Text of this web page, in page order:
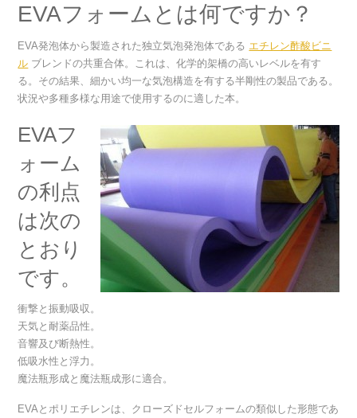
EVAフォームとは何ですか？
EVA発泡体から製造された独立気泡発泡体である エチレン酢酸ビニ
ル ブレンドの共重合体。これは、化学的架橋の高いレベルを有す
る。その結果、細かい均一な気泡構造を有する半剛性の製品である。
状況や多種多様な用途で使用するのに適した本。
EVAフ
ォーム
の利点
は次の
とおり
です。
衝撃と振動吸収。
天気と耐薬品性。
音響及び断熱性。
低吸水性と浮力。
魔法瓶形成と魔法瓶成形に適合。
EVAとポリエチレンは、クローズドセルフォームの類似した形態であ